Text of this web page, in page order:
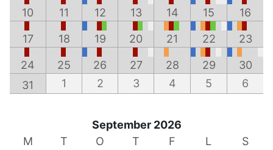
10 11 12 13 14 15 16
17 18 19 20 21 22 23
24 25 26 27 28 29
30
31
1 2 3 4 5 6
September 2026
M
T O T F L
S